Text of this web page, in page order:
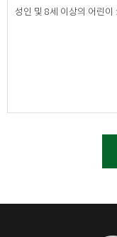
⑤눈의 피로​
성인 및 8세 이상의 어린